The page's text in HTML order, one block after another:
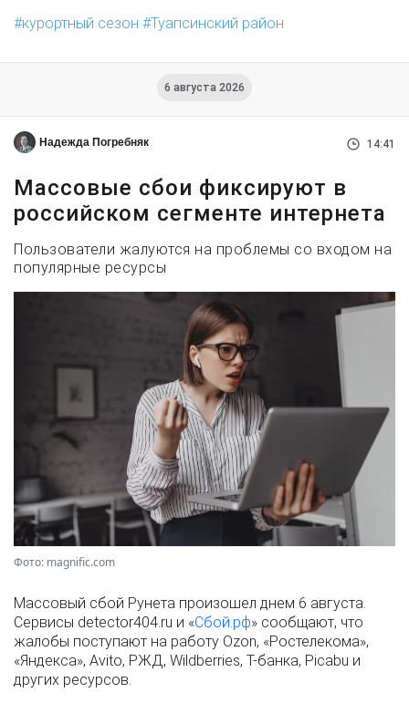
курортный сезон
Туапсинский район
6 августа 2026
Надежда Погребняк 14:41
Массовые сбои фиксируют в
российском сегменте интернета
Пользователи жалуются на проблемы со входом на
популярные ресурсы
Фото: magnific.com
Массовый сбой Рунета произошел днем 6 августа.
Сервисы detector404.ru и «Сбой.рф» сообщают, что
жалобы поступают на работу Ozon, «Ростелекома»,
«Яндекса», Avito, РЖД, Wildberries, Т-банка, Picabu и
других ресурсов.